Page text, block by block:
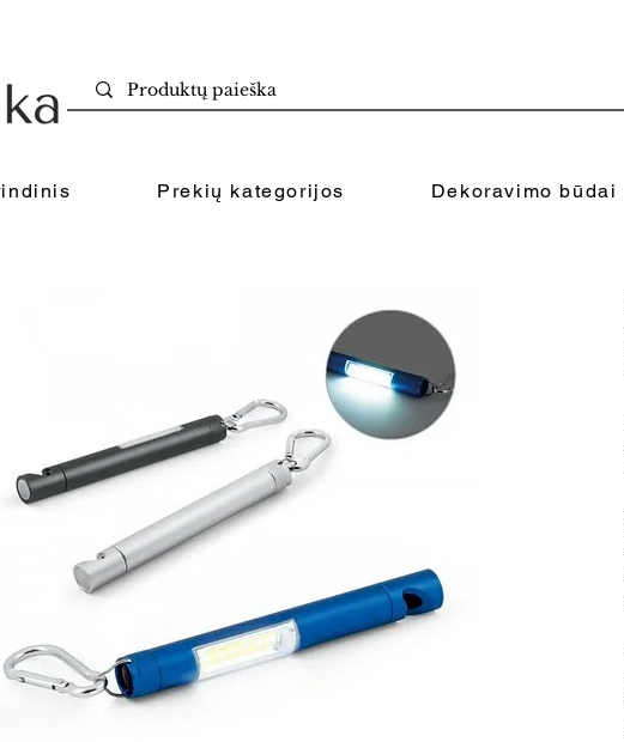
Prekių kategorijos Dekoravimo būdai